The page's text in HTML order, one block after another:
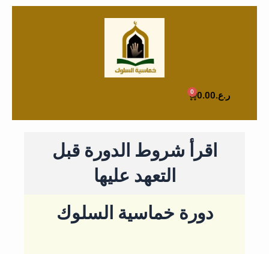
ر.ع.0.00
0
Cart
اقرأ شروط الدورة قبل
التعهد عليها
دورة خماسية السلوك